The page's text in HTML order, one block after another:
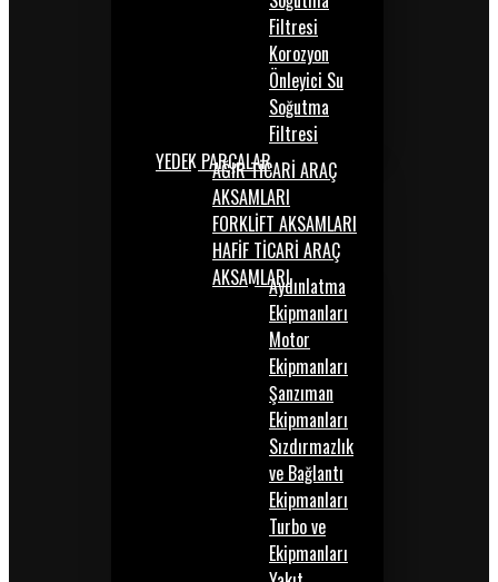
Filtresi
Korozyon
Önleyici Su
Soğutma
Filtresi
YEDEK PARÇALARAĞIR TİCARİ ARAÇ
AKSAMLARI
FORKLİFT AKSAMLARI
HAFİF TİCARİ ARAÇ
AKSAMLARIAydınlatma
Ekipmanları
Motor
Ekipmanları
Şanzıman
Ekipmanları
Sızdırmazlık
ve Bağlantı
Ekipmanları
Turbo ve
Ekipmanları